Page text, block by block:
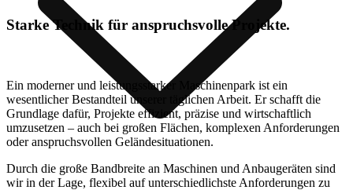
StarkeTechnik für anspruchsvolleProjekte.
Ein moderner und leistungsstarker Maschinenpark ist ein
wesentlicher Bestandteil unserer täglichen Arbeit. Er schafft die
Grundlage dafür, Projekte effizient, präzise und wirtschaftlich
umzusetzen – auch bei großen Flächen, komplexen Anforderungen
oder anspruchsvollen Geländesituationen.
Durch die große Bandbreite an Maschinen und Anbaugeräten sind
wir in der Lage, flexibel auf unterschiedlichste Anforderungen zu